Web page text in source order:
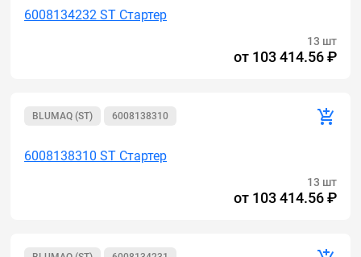
6008134232 ST Стартер
13 шт
от 103 414.56 ₽
BLUMAQ (ST) 6008138310
6008138310 ST Стартер
13 шт
от 103 414.56 ₽